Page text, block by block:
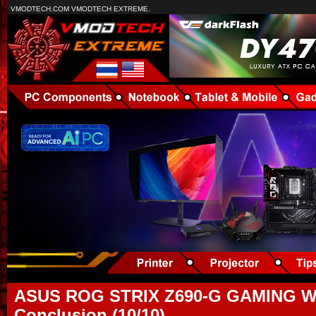
VMODTECH.COM VMODTECH EXTREME.
ASUS ROG STRIX Z690-G GAMING